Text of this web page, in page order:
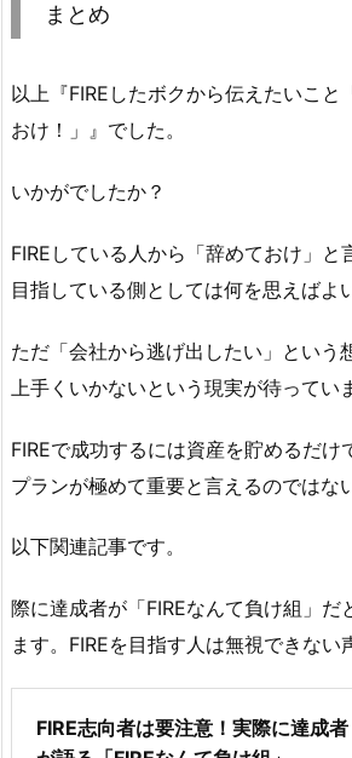
まとめ
以上『FIREしたボクから伝えたいこと
おけ！」』でした。
いかがでしたか？
FIREしている人から「辞めておけ」と
目指している側としては何を思えばよ
ただ「会社から逃げ出したい」という
上手くいかないという現実が待ってい
FIREで成功するには資産を貯めるだけ
プランが極めて重要と言えるのではな
以下関連記事です。
際に達成者が「FIREなんて負け組」だ
ます。FIREを目指す人は無視できない
FIRE志向者は要注意！実際に達成者